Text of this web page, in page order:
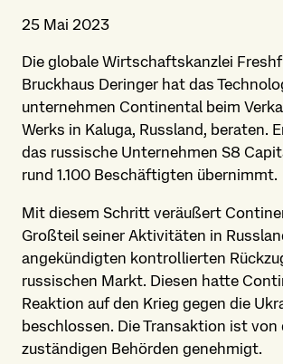
25 Mai 2023
Die globale Wirtschafts­kanzlei
Bruckhaus Deringer hat das
unternehmen Continental beim
Werks in Kaluga, Russland, beraten.
das russische Unternehmen S8
rund 1.100 Beschäftigten übernimmt.
Mit diesem Schritt veräußert
Großteil seiner Aktivitäten in
angekündigten kontrollierten
russischen Markt. Diesen hatte
Reaktion auf den Krieg gegen die
beschlossen. Die Transaktion ist von
zuständigen Behörden genehmigt.